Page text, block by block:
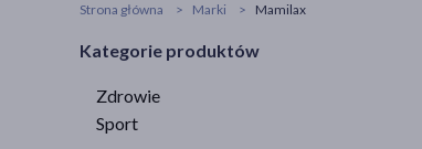
Strona główna Marki Mamilax
Kategorie produktów
Zdrowie
Sport